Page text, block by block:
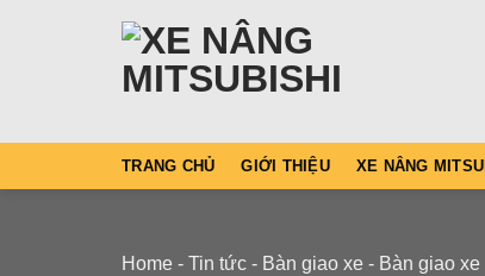
TRANG CHỦ GIỚI THIỆU XE NÂNG
Home - Tin tức - Bàn giao xe - Bàn giao